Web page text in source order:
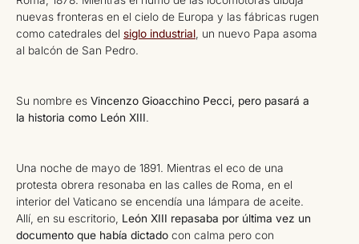
nuevas fronteras en el cielo de Europa y las fábricas rugen
como catedrales del siglo industrial , un nuevo Papa asoma
al balcón de San Pedro.
Su nombre es Vincenzo Gioacchino Pecci, pero pasará a
la historia como León XIII.
Una noche de mayo de 1891. Mientras el eco de una
protesta obrera resonaba en las calles de Roma, en el
interior del Vaticano se encendía una lámpara de aceite.
Allí, en su escritorio, León XIII repasaba por última vez un
documento que había dictado con calma pero con